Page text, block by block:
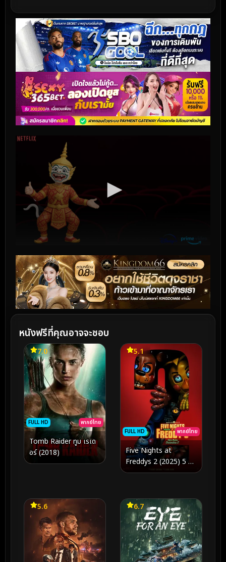
หนังฟรีที่คุณอาจจะชอบ
FULL HD พากย์ไทย
7.0
Tomb Raider ทูม เรเด
อร์ (2018)
FULL HD พากย์ไทย
5.1
Five Nights at
Freddys 2 (2025) 5 คืน
สยองที่ร้านเฟรดดี้ 2
5.6 6.7